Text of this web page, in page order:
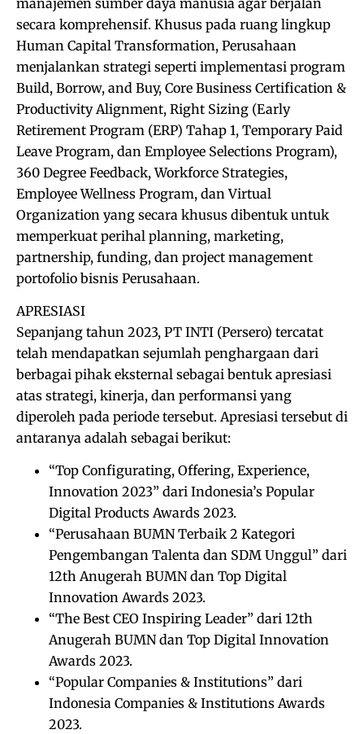
secara komprehensif. Khusus pada ruang lingkup
Human Capital Transformation, Perusahaan
menjalankan strategi seperti implementasi program
Build, Borrow, and Buy, Core Business Certification &
Productivity Alignment, Right Sizing (Early
Retirement Program (ERP) Tahap 1, Temporary Paid
Leave Program, dan Employee Selections Program),
360 Degree Feedback, Workforce Strategies,
Employee Wellness Program, dan Virtual
Organization yang secara khusus dibentuk untuk
memperkuat perihal planning, marketing,
partnership, funding, dan project management
portofolio bisnis Perusahaan.
APRESIASI
Sepanjang tahun 2023, PT INTI (Persero) tercatat
telah mendapatkan sejumlah penghargaan dari
berbagai pihak eksternal sebagai bentuk apresiasi
atas strategi, kinerja, dan performansi yang
diperoleh pada periode tersebut. Apresiasi tersebut di
antaranya adalah sebagai berikut:
“Top Configurating, Offering, Experience,
Innovation 2023” dari Indonesia’s Popular
Digital Products Awards 2023.
“Perusahaan BUMN Terbaik 2 Kategori
Pengembangan Talenta dan SDM Unggul” dari
12th Anugerah BUMN dan Top Digital
Innovation Awards 2023.
“The Best CEO Inspiring Leader” dari 12th
Anugerah BUMN dan Top Digital Innovation
Awards 2023.
“Popular Companies & Institutions” dari
Indonesia Companies & Institutions Awards
2023.